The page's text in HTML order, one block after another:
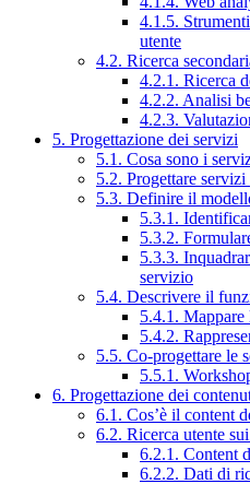
4.1.5.
utente
4.2. Ricerca
4.2.1. Ricerca
4.2.2. Analisi
4.2.3.
5. Progettazione dei servizi
5.1. Cosa sono i
5.2. Progettare
5.3. Definire il
5.3.1.
5.3.2.
5.3.3.
servizio
5.4. Descrivere il
5.4.1. Mappare
5.4.2.
5.5. Co-progettare le
5.5.1.
6. Progettazione dei
6.1. Cos’è il content
6.2. Ricerca utente
6.2.1. Content
6.2.2. Dati di